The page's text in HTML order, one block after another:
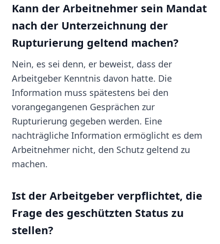
Kann der Arbeitnehmer sein Mandat
nach der Unterzeichnung der
Rupturierung geltend machen?
Nein, es sei denn, er beweist, dass der
Arbeitgeber Kenntnis davon hatte. Die
Information muss spätestens bei den
vorangegangenen Gesprächen zur
Rupturierung gegeben werden. Eine
nachträgliche Information ermöglicht es dem
Arbeitnehmer nicht, den Schutz geltend zu
machen.
Ist der Arbeitgeber verpflichtet, die
Frage des geschützten Status zu
stellen?